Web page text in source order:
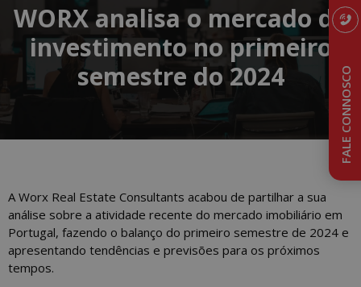
FALE CONNOSCO
WORX analisa o mercado de
investimento no primeiro
semestre do 2024
A Worx Real Estate Consultants acabou de partilhar a sua
análise sobre a atividade recente do mercado imobiliário em
Portugal, fazendo o balanço do primeiro semestre de 2024 e
apresentando tendências e previsões para os próximos
tempos.